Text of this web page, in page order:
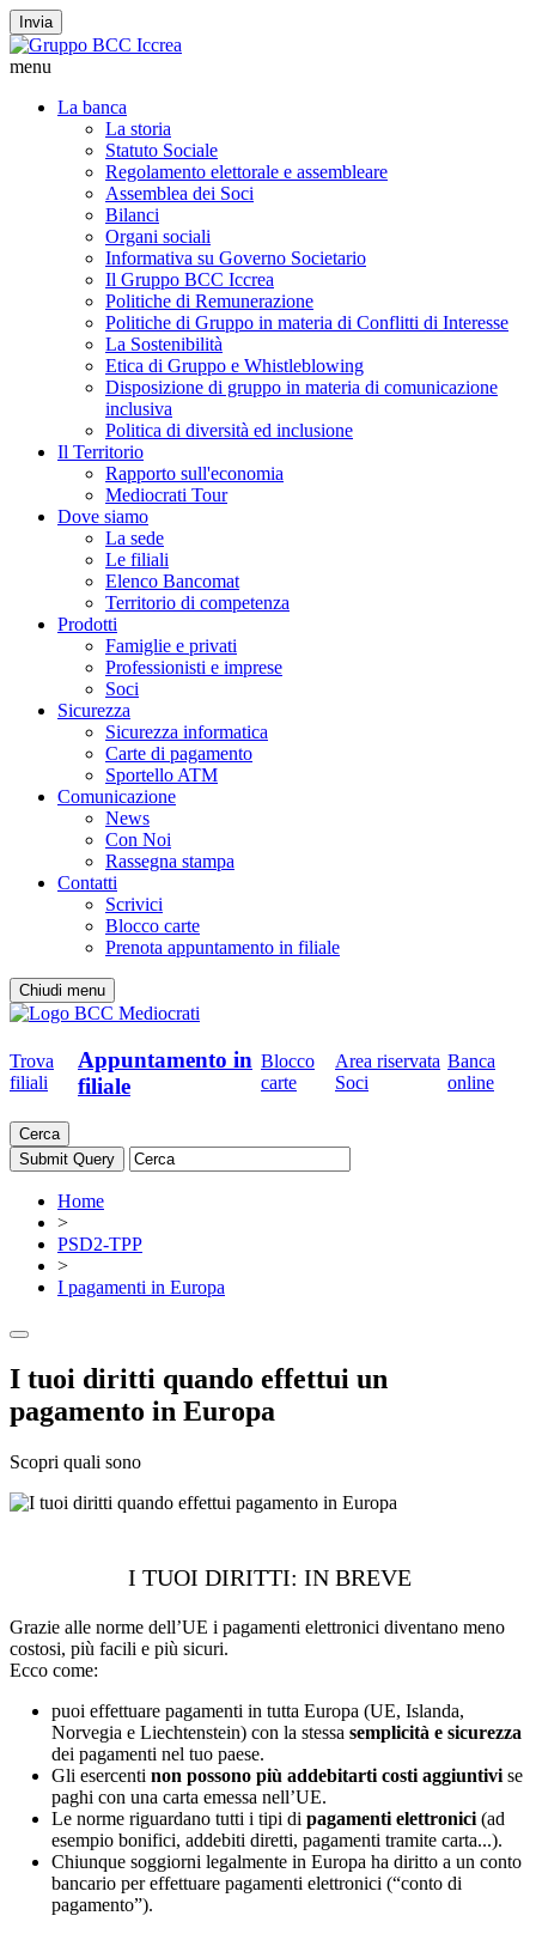
Invia
menu
La banca
La storia
Statuto Sociale
Regolamento elettorale e assembleare
Assemblea dei Soci
Bilanci
Organi sociali
Informativa su Governo Societario
Il Gruppo BCC Iccrea
Politiche di Remunerazione
Politiche di Gruppo in materia di Conflitti di Interesse
La Sostenibilità
Etica di Gruppo e Whistleblowing
Disposizione di gruppo in materia di comunicazione
inclusiva
Politica di diversità ed inclusione
Il Territorio
Rapporto sull'economia
Mediocrati Tour
Dove siamo
La sede
Le filiali
Elenco Bancomat
Territorio di competenza
Prodotti
Famiglie e privati
Professionisti e imprese
Soci
Sicurezza
Sicurezza informatica
Carte di pagamento
Sportello ATM
Comunicazione
News
Con Noi
Rassegna stampa
Contatti
Scrivici
Blocco carte
Prenota appuntamento in filiale
Chiudi menu
Trova
filiali
Appuntamento in
filiale
Blocco
carte
Area riservata
Soci
Banca
online
Cerca
Home
>
PSD2-TPP
>
I pagamenti in Europa
I tuoi diritti quando effettui un
pagamento in Europa
Scopri quali sono
I TUOI DIRITTI: IN BREVE
Grazie alle norme dell’UE i pagamenti elettronici diventano meno
costosi, più facili e più sicuri.
Ecco come:
puoi effettuare pagamenti in tutta Europa (UE, Islanda,
Norvegia e Liechtenstein) con la stessa semplicità e sicurezza
dei pagamenti nel tuo paese.
Gli esercenti non possono più addebitarti costi aggiuntivi se
paghi con una carta emessa nell’UE.
Le norme riguardano tutti i tipi di pagamenti elettronici (ad
esempio bonifici, addebiti diretti, pagamenti tramite carta...).
Chiunque soggiorni legalmente in Europa ha diritto a un conto
bancario per effettuare pagamenti elettronici (“conto di
pagamento”).